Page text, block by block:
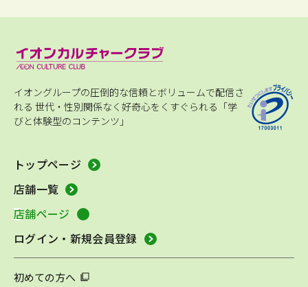
イオングループの圧倒的な信頼とボリュームで配信さ
れる 世代・性別関係なく好奇心をくすぐられる「学
びと体験型のコンテンツ」
トップページ
店舗一覧
店舗ページ
ログイン・新規会員登録
初めての方へ